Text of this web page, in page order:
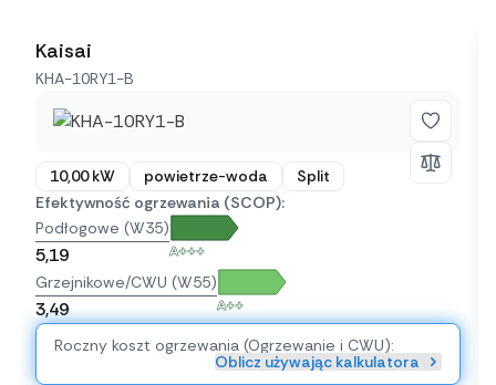
Kaisai
KHA-10RY1-B
10,00 kW powietrze-woda
Split
Efektywność ogrzewania (SCOP):
Podłogowe (W35)
5,19 A+++
Grzejnikowe/CWU (W55)
3,49 A++
Roczny koszt ogrzewania (Ogrzewanie i CWU):
Oblicz używając kalkulatora